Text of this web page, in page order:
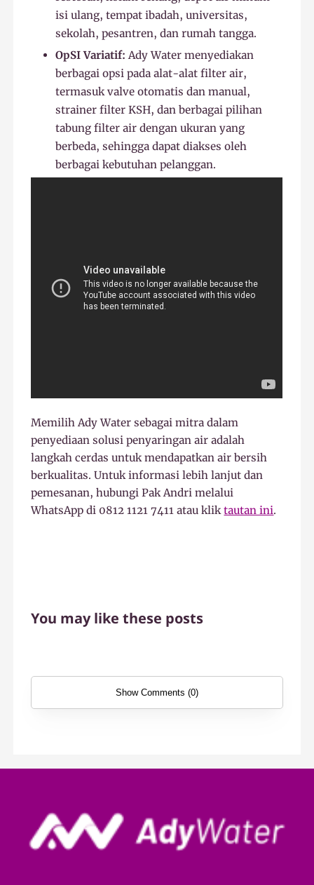
isi ulang, tempat ibadah, universitas,
sekolah, pesantren, dan rumah tangga.
OpSI Variatif: Ady Water menyediakan
berbagai opsi pada alat-alat filter air,
termasuk valve otomatis dan manual,
strainer filter KSH, dan berbagai pilihan
tabung filter air dengan ukuran yang
berbeda, sehingga dapat diakses oleh
berbagai kebutuhan pelanggan.
Memilih Ady Water sebagai mitra dalam
penyediaan solusi penyaringan air adalah
langkah cerdas untuk mendapatkan air bersih
berkualitas. Untuk informasi lebih lanjut dan
pemesanan, hubungi Pak Andri melalui
WhatsApp di 0812 1121 7411 atau kliktautan ini.
You may like these posts
Show Comments (0)